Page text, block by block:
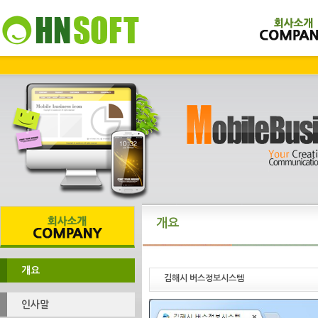
개요
인사말
개요
김해시 버스정보시스템